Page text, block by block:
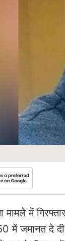
मामले में
जमानत दे दी